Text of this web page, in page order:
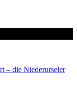
– die Niederurseler